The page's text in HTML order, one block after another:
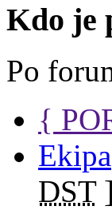
Kdo je
Po
{
Ekipa
DST]